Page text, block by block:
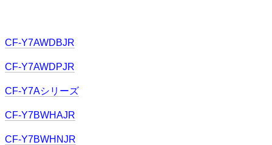
CF-Y7AWDBJR
CF-Y7AWDPJR
CF-Y7Aシリーズ
CF-Y7BWHAJR
CF-Y7BWHNJR